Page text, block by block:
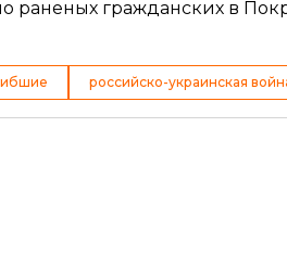
раненых гражданских в
российско-украинская